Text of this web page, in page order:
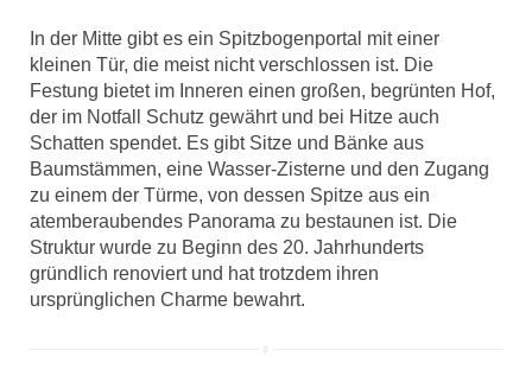
In der Mitte gibt es ein Spitzbogenportal mit einer
kleinen Tür, die meist nicht verschlossen ist. Die
Festung bietet im Inneren einen großen, begrünten Hof,
der im Notfall Schutz gewährt und bei Hitze auch
Schatten spendet. Es gibt Sitze und Bänke aus
Baumstämmen, eine Wasser-Zisterne und den Zugang
zu einem der Türme, von dessen Spitze aus ein
atemberaubendes Panorama zu bestaunen ist. Die
Struktur wurde zu Beginn des 20. Jahrhunderts
gründlich renoviert und hat trotzdem ihren
ursprünglichen Charme bewahrt.